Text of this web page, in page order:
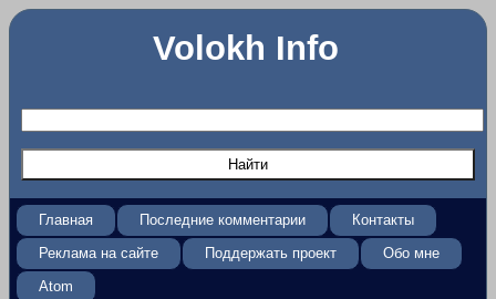
Volokh Info
Главная Последние комментарии
Контакты
Реклама на сайте
Поддержать проект
Обо мне
Atom